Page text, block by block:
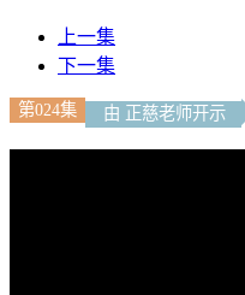
上一集
下一集
第024集 由 正慈老师开示